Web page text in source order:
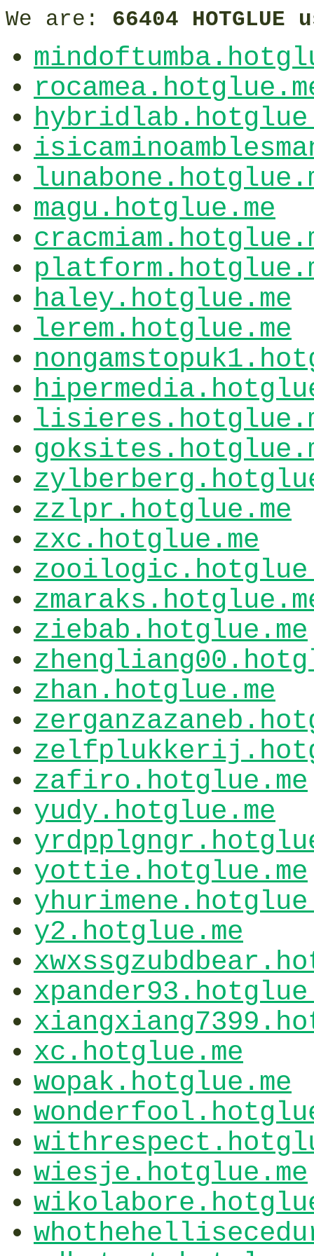
We are: 66404 HOTGLUE
magu.hotglue.me
haley.hotglue.me
lerem.hotglue.me
zzlpr.hotglue.me
zxc.hotglue.me
ziebab.hotglue.me
zhan.hotglue.me
zafiro.hotglue.me
yudy.hotglue.me
yottie.hotglue.me
y2.hotglue.me
xc.hotglue.me
wopak.hotglue.me
wiesje.hotglue.me